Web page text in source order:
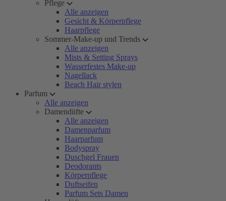
Pflege
Alle anzeigen
Gesicht & Körperpflege
Haarpflege
Sommer-Make-up und Trends
Alle anzeigen
Mists & Setting Sprays
Wasserfestes Make-up
Nagellack
Beach Hair stylen
Parfum
Alle anzeigen
Damendüfte
Alle anzeigen
Damenparfum
Haarparfum
Bodyspray
Duschgel Frauen
Deodorants
Körperpflege
Duftseifen
Parfum Sets Damen